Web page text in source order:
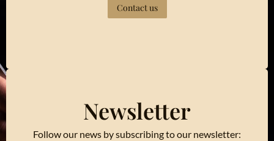
Contact us
Newsletter
Follow our news by subscribing to our newsletter: